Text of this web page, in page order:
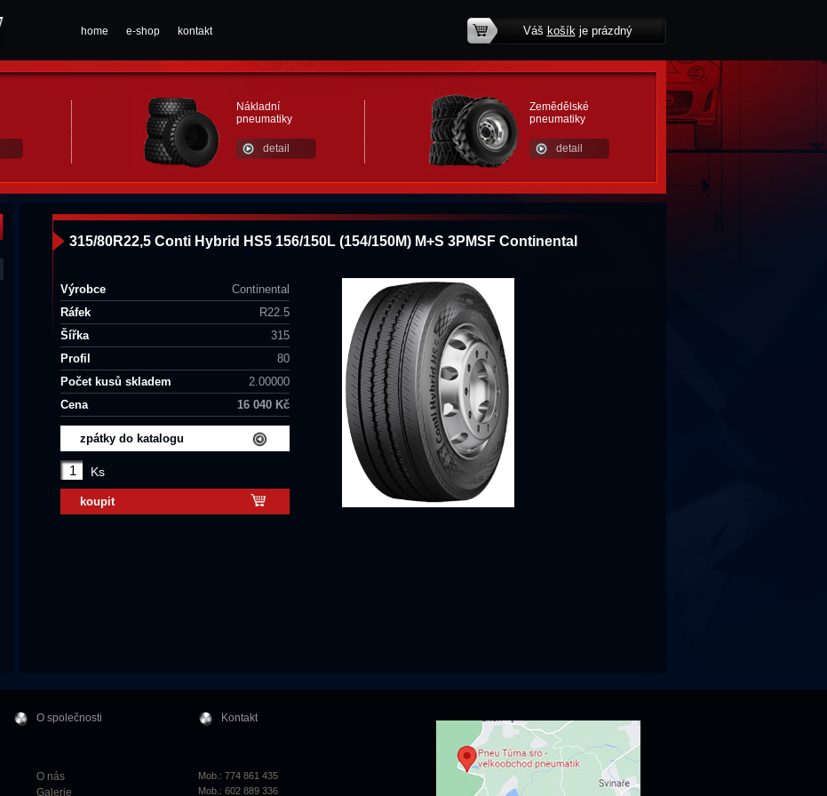
home e-shop kontakt Váš košíkje prázdný
Nákladní
pneumatiky
detail
Zemědělské
pneumatiky
detail
315/80R22,5 Conti Hybrid HS5 156/150L (154/150M) M+S 3PMSF Continental
Výrobce
Continental
Ráfek
R22.5
Šířka
315
Profil
80
Počet kusů skladem
2.00000
Cena
16 040 Kč
zpátky do katalogu
Ks
koupit
O společnosti
O nás
Galerie
Kontakt
Mob.: 774 861 435
Mob.: 602 889 336